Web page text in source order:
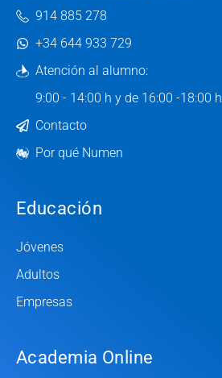
914 885 278
+34 644 933 729
Atención al alumno:
9:00 - 14:00 h y de 16:00 -18:00 h
Contacto
Por qué Numen
Educación
Jóvenes
Adultos
Empresas
Academia Online